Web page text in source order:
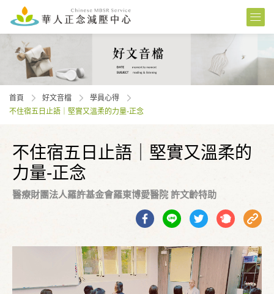
首頁 好文音檔
學員⼼得
不住宿五日止語｜堅實又溫柔的力量-正念
不住宿五日止語｜堅實又溫柔的
力量-正念
醫療財團法人羅許基金會羅東博愛醫院 許文齡特助